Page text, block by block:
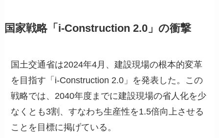
国家戦略「i-Construction 2.0」の衝撃
国土交通省は2024年4月、建設現場の根本的変革
を目指す「i-Construction 2.0」を発表した。この
戦略では、2040年度までに建設現場の省人化を少
なくとも3割、すなわち生産性を1.5倍向上させる
ことを目標に掲げている。